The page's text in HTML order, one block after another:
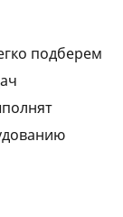
подберем